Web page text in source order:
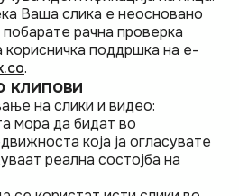
Ваша слика е неосновано
рачна проверка
поддршка на е-
.
клипови
на слики и видео:
мора да бидат во
која ја огласувате
реална состојба на